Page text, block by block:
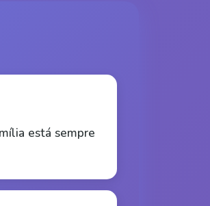
está sempre